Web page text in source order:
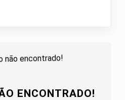
ENCONTRADO!